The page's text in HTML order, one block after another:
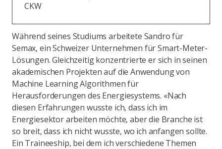
CKW​
Während seines Studiums arbeitete Sandro für
Semax, ein Schweizer Unternehmen für Smart-Meter-
Lösungen. Gleichzeitig konzentrierte er sich in seinen
akademischen Projekten auf die Anwendung von
Machine Learning Algorithmen für
Herausforderungen des Energiesystems. «Nach
diesen Erfahrungen wusste ich, dass ich im
Energiesektor arbeiten möchte, aber die Branche ist
so breit, dass ich nicht wusste, wo ich anfangen sollte.
Ein Traineeship, bei dem ich verschiedene Themen